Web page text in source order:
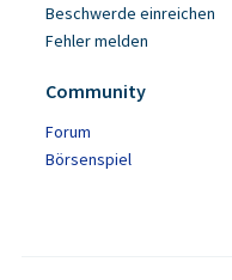
Beschwerde einreichen
Fehler melden
Community
Forum
Börsenspiel